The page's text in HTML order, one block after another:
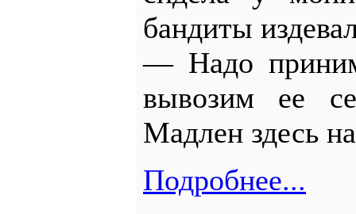
бандиты
— Надо
вывозим ее
Мадлен здесь
Подробнее...